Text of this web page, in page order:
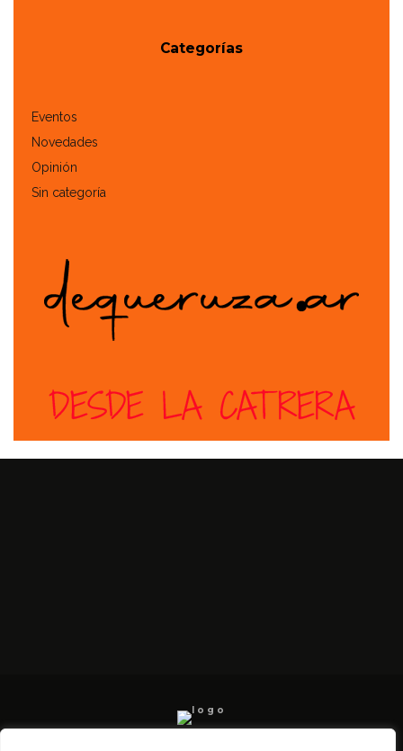
Categorías
Eventos
Novedades
Opinión
Sin categoría